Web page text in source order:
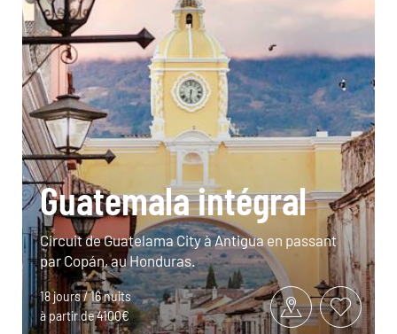
Guatemala intégral
Circuit de Guatelama City à Antigua en passant
par Copán, au Honduras.
18 jours / 16 nuits
à partir de 4100€